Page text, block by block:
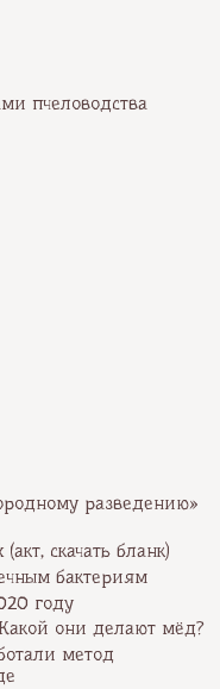
пчеловодства
разведению»
скачать бланк)
бактериям
году
они делают мёд?
метод